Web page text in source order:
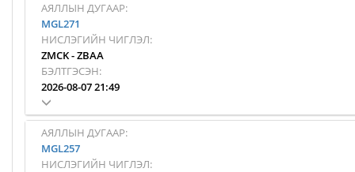
АЯЛЛЫН ДУГААР:
MGL271
НИСЛЭГИЙН ЧИГЛЭЛ:
ZMCK-ZBAA
БЭЛТГЭСЭН:
2026-08-07 21:49
АЯЛЛЫН ДУГААР:
MGL257
НИСЛЭГИЙН ЧИГЛЭЛ: